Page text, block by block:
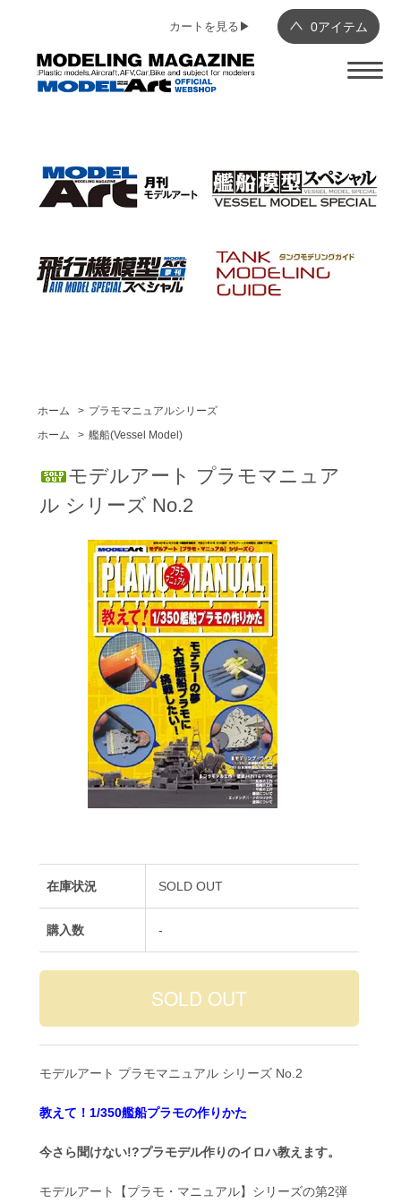
0アイテム
カートを見る▶︎
ホーム > プラモマニュアルシリーズ
ホーム
> 艦船(Vessel Model)
モデルアート プラモマニュア
ル シリーズ No.2
在庫状況 SOLD OUT
購入数 -
モデルアート プラモマニュアル シリーズ No.2
教えて！1/350艦船プラモの作りかた
今さら聞けない!?プラモデル作りのイロハ教えます。
モデルアート【プラモ・マニュアル】シリーズの第2弾